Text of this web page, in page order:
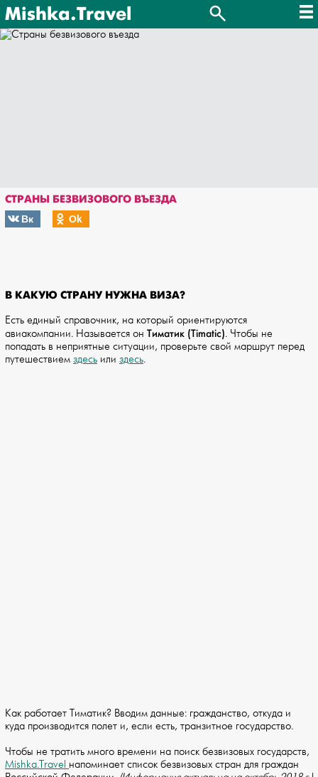
Mishka.Travel
СТРАНЫ БЕЗВИЗОВОГО ВЪЕЗДА
Вк
Оk
В КАКУЮ СТРАНУ НУЖНА ВИЗА?
Есть единый справочник, на который ориентируются
авиакомпании. Называется он Тиматик (Timatic). Чтобы не
попадать в неприятные ситуации, проверьте свой маршрут перед
путешествием здесь или здесь.
Как работает Тиматик? Вводим данные: гражданство, откуда и
куда производится полет и, если есть, транзитное государство.
Чтобы не тратить много времени на поиск безвизовых государств,
Mishka.Travel напоминает список безвизовых стран для граждан